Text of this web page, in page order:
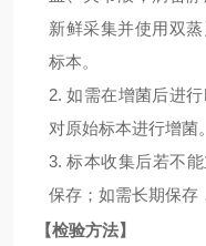
新鲜采集并使用双
标本。
2.如需在增菌后进行
对原始标本进行增菌。
3.标本收集后若不
保存；如需长期保存
【检验方法】